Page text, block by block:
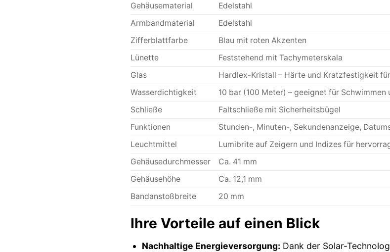
Gehäusematerial
Edelstahl
Armbandmaterial
Edelstahl
Zifferblattfarbe
Blau mit roten Akzenten
Lünette
Feststehend mit Tachymeterskala
Glas
Hardlex-Kristall – Härte und Kratzfestigkeit
Wasserdichtigkeit
10 bar (100 Meter) – geeignet für Schwimmen
Schließe
Faltschließe mit Sicherheitsbügel
Funktionen
Stunden-, Minuten-, Sekundenanzeige,
Leuchtmittel
Lumibrite auf Zeigern und Indizes für
Gehäusedurchmesser
Ca. 41 mm
Gehäusehöhe
Ca. 12,1 mm
Bandanstoßbreite
20 mm
Ihre Vorteile auf einen Blick
Nachhaltige Energieversorgung: Dank der Solar-